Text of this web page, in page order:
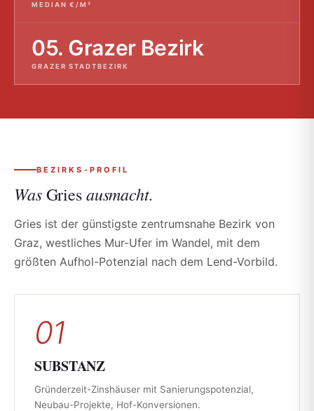
MEDIAN €/M²
05. Grazer Bezirk
GRAZER STADTBEZIRK
BEZIRKS-PROFIL
WasGriesausmacht.
Gries ist der günstigste zentrumsnahe Bezirk von
Graz, westliches Mur-Ufer im Wandel, mit dem
größten Aufhol-Potenzial nach dem Lend-Vorbild.
01
SUBSTANZ
Gründerzeit-Zinshäuser mit Sanierungspotenzial,
Neubau-Projekte, Hof-Konversionen.